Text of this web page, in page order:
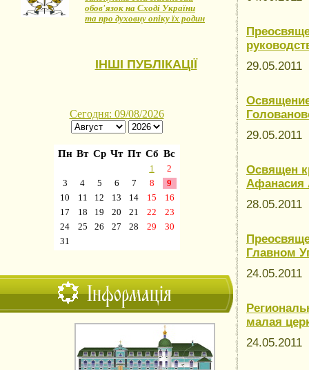
обов'язок на Сході України
та про духовну опіку їх родин
ІНШІ ПУБЛІКАЦІЇ
Інформація
29.05.2011
29.05.2011
Освящен
Афанасия
28.05.2011
Главном
24.05.2011
малая
24.05.2011